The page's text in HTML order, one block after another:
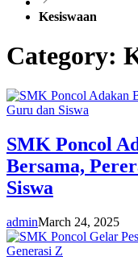
Kesiswaan
Category:
SMK Poncol
Bersama,
Siswa
adminMarch 24, 2025